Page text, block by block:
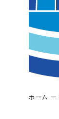
ホーム